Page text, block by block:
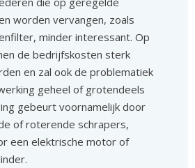
worden vervangen, zoals
minder interessant. Op
de bedrijfskosten sterk
en zal ook de problematiek
geheel of grotendeels
gebeurt voornamelijk door
of roterende schrapers,
een elektrische motor of